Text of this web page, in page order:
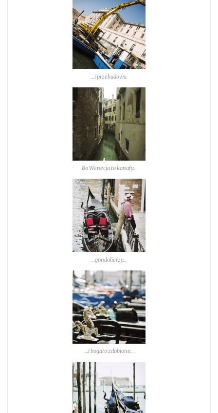
…i przebudowa.
Bo Wenecja to kanały…
…gondolierzy…
…i bogato zdobione…